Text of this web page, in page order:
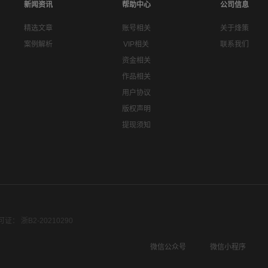
新闻资讯
精选文章
案例解析
帮助中心
账号相关
VIP相关
资金相关
作品相关
用户协议
版权声明
提现须知
公司信息
关于烽策
联系我们
证： 浙B2-20210290
微信公众号
微信小程序